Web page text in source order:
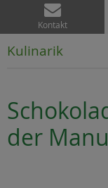

Kontakt
Kulinarik
der